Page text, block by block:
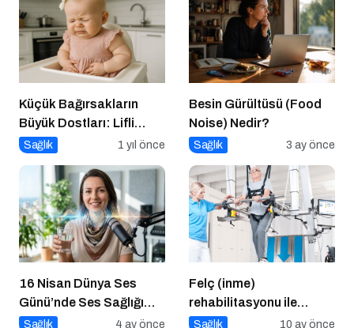
Küçük Bağırsakların
Büyük Dostları: Lifli
Gıdalar ve Probiyotikler
Sağlık 1 yıl önce
Besin Gürültüsü (Food
Noise) Nedir?
Sağlık 3 ay önce
16 Nisan Dünya Ses
Günü’nde Ses Sağlığı
Rehberi
Sağlık 4 ay önce
Felç (inme)
rehabilitasyonu ile
günlük yaşamda
Sağlık 10 ay önce